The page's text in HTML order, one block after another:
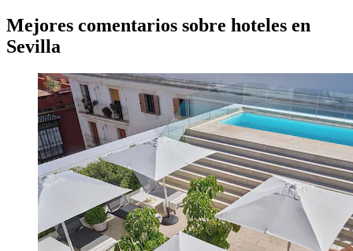
Mejores comentarios sobre hoteles en
Sevilla